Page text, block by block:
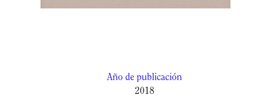
Año de publicación
2018